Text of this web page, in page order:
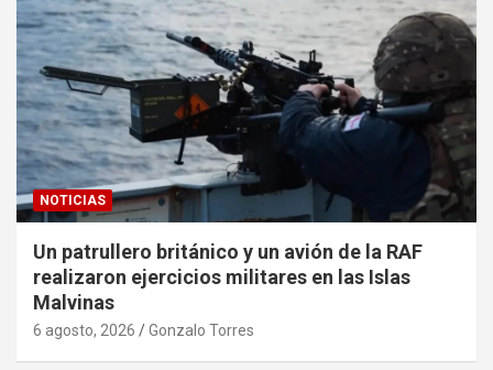
NOTICIAS
Un patrullero británico y un avión de la RAF
realizaron ejercicios militares en las Islas
Malvinas
6 agosto, 2026 Gonzalo Torres